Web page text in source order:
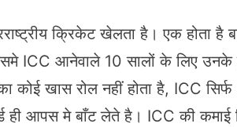
क्रिकेट खेलता है। एक होता
ICC आनेवाले 10 सालों के लिए उनके
कोई खास रोल नहीं होता है, ICC
ही आपस मे बाँट लेते है। ICC की कमाई